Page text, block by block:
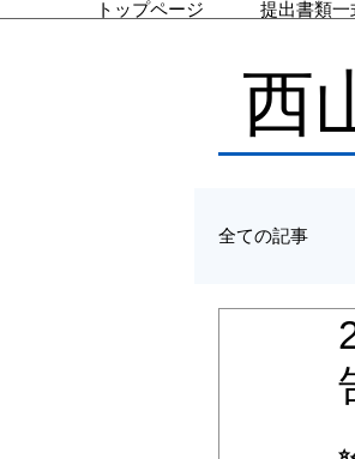
トップページ 提出書類一
西
全ての記事